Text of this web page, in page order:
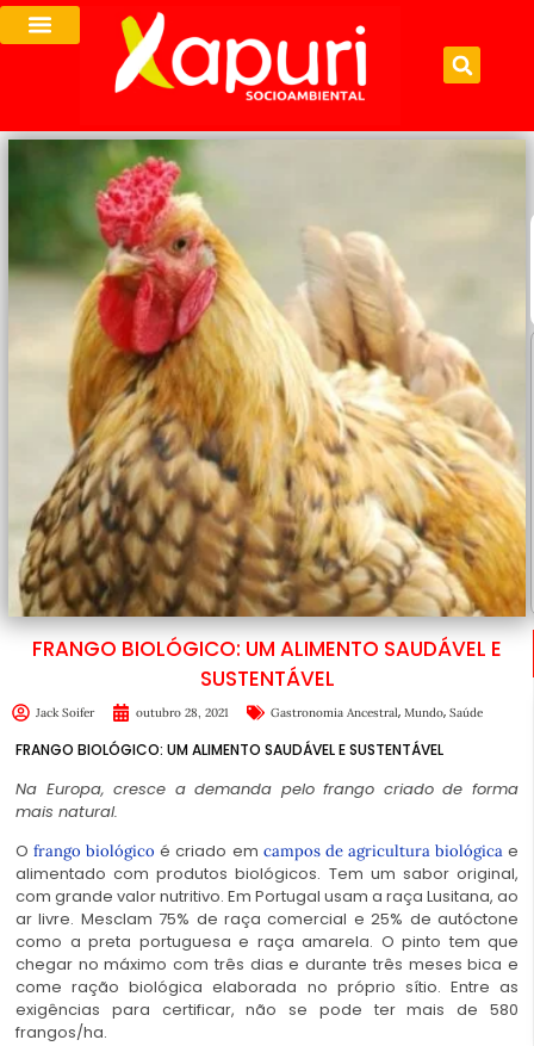
FRANGO BIOLÓGICO: UM ALIMENTO SAUDÁVEL E
SUSTENTÁVEL
Jack Soifer outubro 28, 2021 Gastronomia Ancestral, Mundo, Saúde
FRANGO BIOLÓGICO: UM ALIMENTO SAUDÁVEL E SUSTENTÁVEL
Na Europa, cresce a demanda pelo frango criado de forma
mais natural.
Ofrango biológico é criado em campos de agricultura biológicae
alimentado com produtos biológicos. Tem um sabor original,
com grande valor nutritivo. Em Portugal usam a raça Lusitana, ao
ar livre. Mesclam 75% de raça comercial e 25% de autóctone
como a preta portuguesa e raça amarela. O pinto tem que
chegar no máximo com três dias e durante três meses bica e
come ração biológica elaborada no próprio sítio. Entre as
exigências para certificar, não se pode ter mais de 580
frangos/ha.